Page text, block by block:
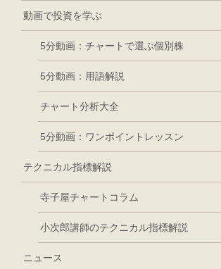
動画で投資を学ぶ
5分動画：チャートで選ぶ個別株
5分動画：用語解説
チャート分析大全
5分動画：ワンポイントレッスン
テクニカル指標解説
寺子屋チャートコラム
小次郎講師のテクニカル指標解説
ニュース